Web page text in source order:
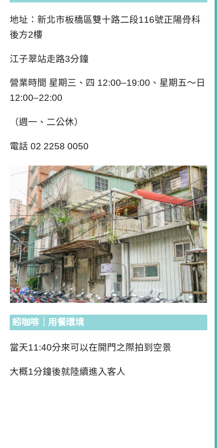
地址：新北市板橋區雙十路二段116號正陽骨科
後方2樓
江子翠站走路3分鐘
營業時間 星期三、四 12:00–19:00、星期五～日
12:00–22:00
（週一、二公休）
電話 02 2258 0050
蚓咖啡｜用餐環境
當天11:40分來可以在開門之際拍到空景
大概1分鐘後就陸續進入客人